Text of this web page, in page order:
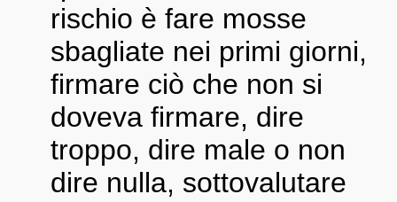
rischio è fare mosse
sbagliate nei primi giorni,
firmare ciò che non si
doveva firmare, dire
troppo, dire male o non
dire nulla, sottovalutare